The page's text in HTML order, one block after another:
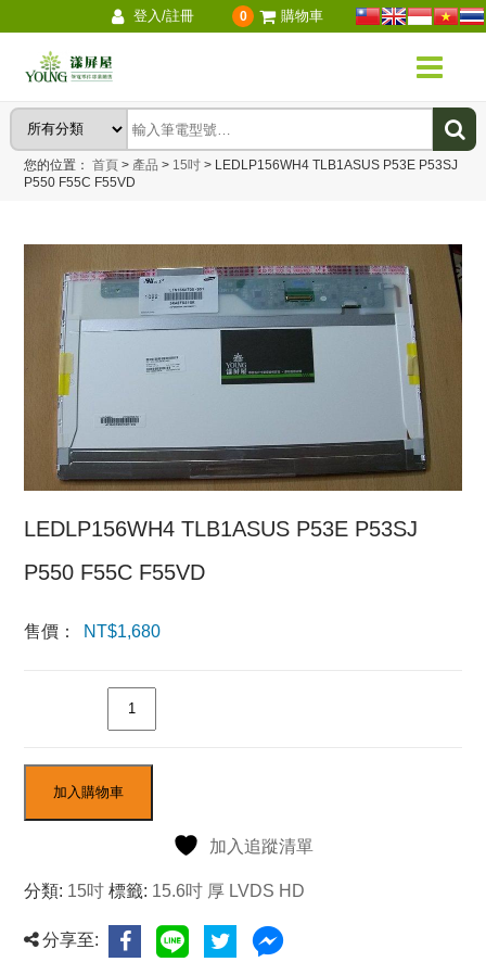
登入/註冊 0 購物車
您的位置：首頁 > 產品 > 15吋 > LEDLP156WH4 TLB1ASUS P53E P53SJ
P550 F55C F55VD
LEDLP156WH4 TLB1ASUS P53E P53SJ
P550 F55C F55VD
售價： NT$1,680
加入購物車
加入追蹤清單
分類: 15吋 標籤: 15.6吋 厚 LVDS HD
分享至: